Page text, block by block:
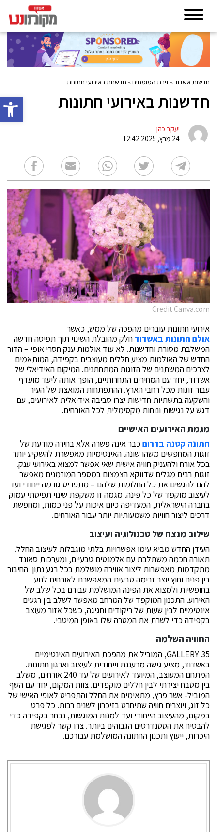
פתח
חדשות אשדוד» זירת המומחים» חדשנות באירועי חתונות
חדשנות באירועי חתונות
יעקב כהן
24 מרץ, 2025 12:42
Credit Canva.com
אירועי חתונות עוברים מהפכה של ממש, כאשר
אולם חתונות באשדודחלק מהובלת השינוי תוך תפיסה חדשה
המשלבת מסורת וחדשנות. לא עוד אולמות ענק חסרי אופי – הדור
החדש של האולמות מציע חללים מעוצבים בקפידה, המותאמים
לצרכים המשתנים של הזוגות המתחתנים. המיקום האידיאלי של
אשדוד, יחד עם המחירים התחרותיים, הופך אותה ליעד מועדף
עבור זוגות מכל רחבי הארץ. ההתפתחות המואצת של העיר
והשקעה בתשתיות חדישות יצרו סביבה אידיאלית לאירועים, עם
דגש על נגישות ונוחות מקסימלית לכל האורחים.
מגמת האירועים האישיים
חתונה קטנה בדרוםכבר אינה פשרה אלא בחירה מודעת של
זוגות המחפשים משהו שונה. האינטימיות מאפשרת להשקיע יותר
בכל אורח ולהעניק חוויה אישית שאי אפשר למצוא באירועי ענק.
זוגות רבים מגלים שדווקא הצמצום במספר המוזמנים מאפשר
להם להגשים את כל החלומות שלהם – מתפריט גורמה ייחודי ועד
לעיצוב מוקפד של כל פינה. מגמה זו משקפת שינוי תפיסתי עמוק
בחברה הישראלית, המעדיפה כיום איכות על פני כמות, ומחפשת
דרכים ליצור חוויות משמעותיות יותר עבור האורחים.
שילוב מנצח של טכנולוגיה ועיצוב
העידן החדש מביא עימו אפשרויות בלתי מוגבלות לעיצוב החלל.
תאורה חכמה משתלבת עם אלמנטים טבעיים, ומערכות סאונד
מתקדמות מאפשרות ליצור אווירה מושלמת בכל רגע נתון. החיבור
בין פנים וחוץ יוצר זרימה טבעית המאפשרת לאורחים לנוע
בחופשיות ולמצוא את הפינה המושלמת עבורם בכל שלב של
האירוע. התכנון המוקפד של המרחב מאפשר לשלב בין רגעים
אינטימיים לבין שעות של ריקודים וחגיגה, כשכל אזור מעוצב
בקפידה כדי לשרת את המטרה שלו באופן המיטבי.
החוויה השלמה
35 GALLERY, המוביל את מהפכת האירועים האינטימיים
באשדוד, מציע גישה מרעננת וייחודית לעיצוב וארגון חתונות.
המתחם המעוצב, המיועד לאירועים של עד 240 אורחים, משלב
בין מטבח יצירתי לבין חללים מוקפדים. צוות המקום, יחד עם השף
המוביל- אשר פרץ, מתאימים את החלל והתפריט לאופי האישי של
כל זוג, ויוצרים חוויה שתיחרט בזיכרון לשנים רבות. כל פרט
במקום, מהעיצוב הייחודי ועד למנות המוגשות, נבחר בקפידה כדי
להבטיח את הסטנדרטים הגבוהים ביותר. צרו קשר לפגישת
היכרות, ייעוץ ותכנון החתונה המושלמת עבורכם.